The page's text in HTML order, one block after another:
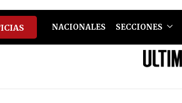
NACIONALES SECCIONES